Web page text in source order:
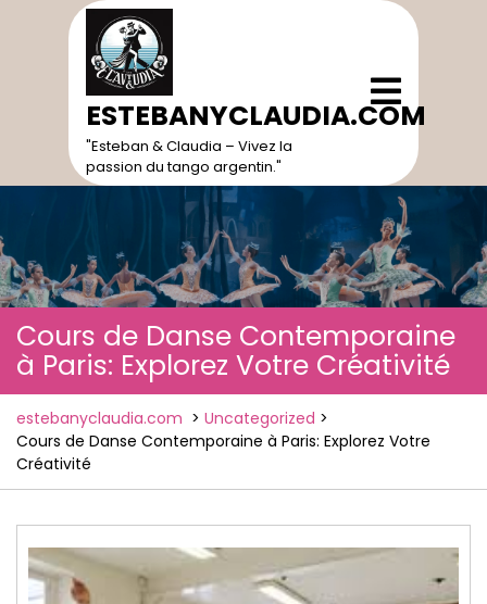
ESTEBANYCLAUDIA.COM
"Esteban & Claudia – Vivez la
passion du tango argentin."
Open
Menu
Cours de Danse Contemporaine
à Paris: Explorez Votre Créativité
estebanyclaudia.com > Uncategorized >
Cours de Danse Contemporaine à Paris: Explorez Votre
Créativité